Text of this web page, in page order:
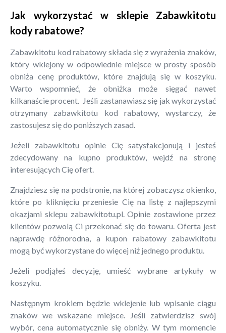
Jak wykorzystać w sklepie Zabawkitotu
kody rabatowe?
Zabawkitotu kod rabatowy składa się z wyrażenia znaków,
który wklejony w odpowiednie miejsce w prosty sposób
obniża cenę produktów, które znajdują się w koszyku.
Warto wspomnieć, że obniżka może sięgać nawet
kilkanaście procent. Jeśli zastanawiasz się jak wykorzystać
otrzymany zabawkitotu kod rabatowy, wystarczy, że
zastosujesz się do poniższych zasad.
Jeżeli zabawkitotu opinie Cię satysfakcjonują i jesteś
zdecydowany na kupno produktów, wejdź na stronę
interesujących Cię ofert.
Znajdziesz się na podstronie, na której zobaczysz okienko,
które po kliknięciu przeniesie Cię na listę z najlepszymi
okazjami sklepu zabawkitotu.pl. Opinie zostawione przez
klientów pozwolą Ci przekonać się do towaru. Oferta jest
naprawdę różnorodna, a kupon rabatowy zabawkitotu
mogą być wykorzystane do więcej niż jednego produktu.
Jeżeli podjąłeś decyzję, umieść wybrane artykuły w
koszyku.
Następnym krokiem będzie wklejenie lub wpisanie ciągu
znaków we wskazane miejsce. Jeśli zatwierdzisz swój
wybór, cena automatycznie się obniży. W tym momencie